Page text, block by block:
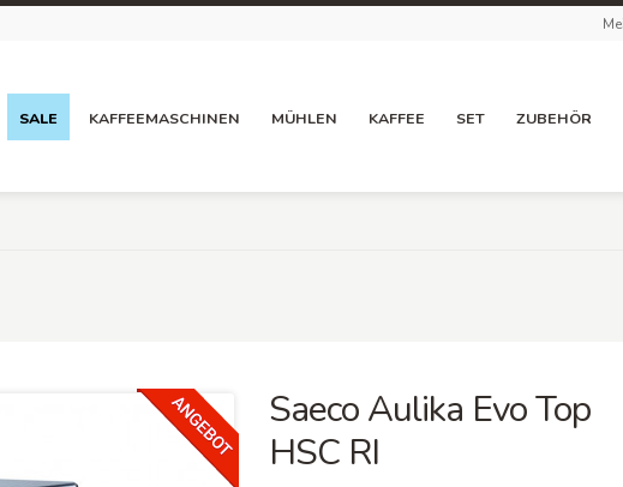
SALE KAFFEEMASCHINEN MÜHLEN KAFFEE SET ZUBEHÖR
Saeco Aulika Evo Top
HSC RI